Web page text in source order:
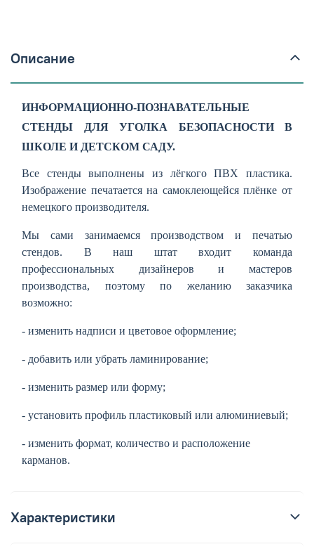
Описание
ИНФОРМАЦИОННО-ПОЗНАВАТЕЛЬНЫЕ
СТЕНДЫ ДЛЯ УГОЛКА БЕЗОПАСНОСТИ В
ШКОЛЕ И ДЕТСКОМ САДУ.
Все стенды выполнены из лёгкого ПВХ пластика.
Изображение печатается на самоклеющейся плёнке от
немецкого производителя.
Мы сами занимаемся производством и печатью
стендов. В наш штат входит команда
профессиональных дизайнеров и мастеров
производства, поэтому по желанию заказчика
возможно:
- изменить надписи и цветовое оформление;
- добавить или убрать ламинирование;
- изменить размер или форму;
- установить профиль пластиковый или алюминиевый;
- изменить формат, количество и расположение
карманов.
Характеристики